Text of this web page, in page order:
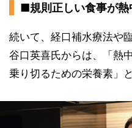
■規則正しい食事が熱
続いて、経口補水療法や
谷口英喜氏からは、「熱
乗り切るための栄養素」